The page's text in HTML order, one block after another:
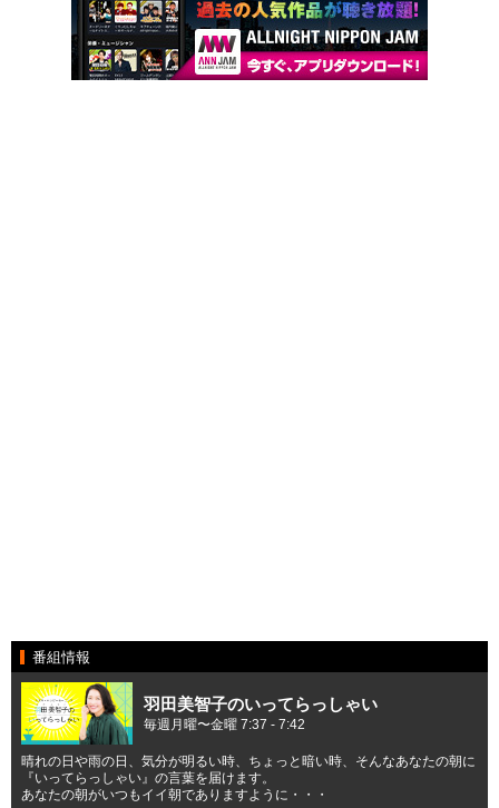
番組情報
羽田美智子のいってらっしゃい
毎週月曜〜金曜 7:37 - 7:42
晴れの日や雨の日、気分が明るい時、ちょっと暗い時、そんなあなたの朝に
『いってらっしゃい』の言葉を届けます。
あなたの朝がいつもイイ朝でありますように・・・